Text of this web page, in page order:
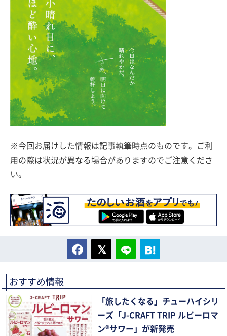
※今回お届けした情報は記事執筆時点のものです。ご利
用の際は状況が異なる場合がありますのでご注意くださ
い。
おすすめ情報
「旅したくなる」チューハイシリ
ーズ「J-CRAFT TRIP ルビーロマ
ン®サワー」が新発売